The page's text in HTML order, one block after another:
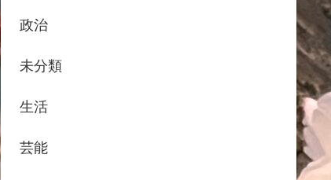
政治
未分類
生活
芸能